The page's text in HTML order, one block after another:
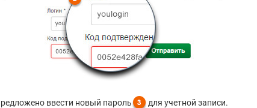
ввести новый пароль для учетной записи.